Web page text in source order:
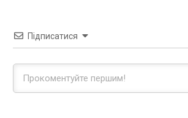
Підписатися